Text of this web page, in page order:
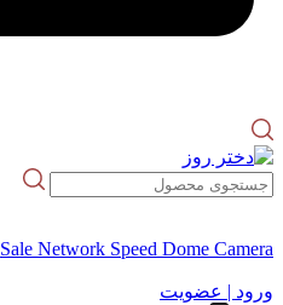
Sale Network Speed Dome Camera
ورود | عضویت